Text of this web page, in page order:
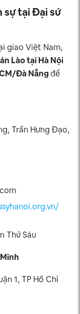
sự tại Đại sứ
giao Việt Nam,
Lào tại Hà Nội
Đà Nẵngđể
Trần Hưng Đạo,
Thứ Sáu
1, TP Hồ Chí